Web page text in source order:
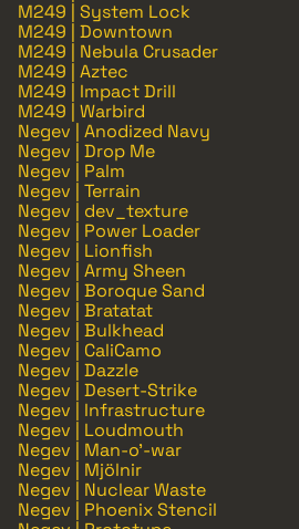
M249 | System Lock
M249 | Downtown
M249 | Nebula Crusader
M249 | Aztec
M249 | Impact Drill
M249 | Warbird
Negev | Anodized Navy
Negev | Drop Me
Negev | Palm
Negev | Terrain
Negev | dev_texture
Negev | Power Loader
Negev | Lionfish
Negev | Army Sheen
Negev | Boroque Sand
Negev | Bratatat
Negev | Bulkhead
Negev | CaliCamo
Negev | Dazzle
Negev | Desert-Strike
Negev | Infrastructure
Negev | Loudmouth
Negev | Man-o'-war
Negev | Mjölnir
Negev | Nuclear Waste
Negev | Phoenix Stencil